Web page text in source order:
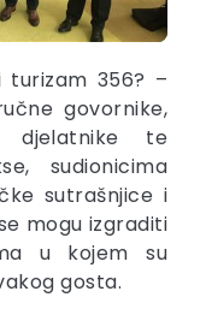
turizam 356? –
govornike,
djelatnike te
sudionicima
sutrašnjice i
mogu izgraditi
u kojem su
gosta.